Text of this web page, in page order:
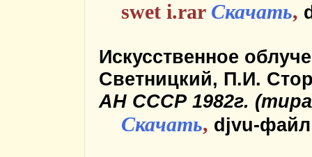
swet i.rar Скачать,
Искусственное
Светницкий, П.И.
АН СССР 1982г.
Скачать, djvu-